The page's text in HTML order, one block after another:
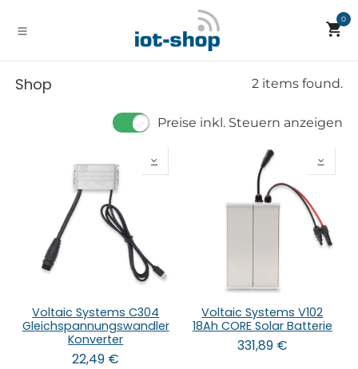
0
Shop 2 items found.
Preise inkl. Steuern anzeigen
Voltaic Systems C304
Gleichspannungswandler
Konverter
22,49 €
Voltaic Systems V102
18Ah CORE Solar Batterie
331,89€